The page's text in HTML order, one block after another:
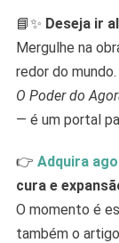
📘✨ Deseja ir
Mergulhe na
redor do mundo.
O Poder do
— é um portal
👉 Adquira
cura e
O momento é
também o artigo